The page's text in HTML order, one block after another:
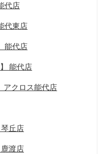
代店
代東店
能代店
能代店
アクロス能代店
琴丘店
鹿渡店